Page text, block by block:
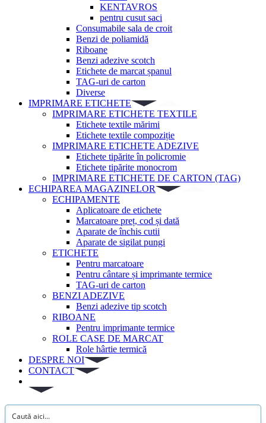
KENTAVROS
pentru cusut saci
Consumabile sala de croit
Benzi de poliamidă
Riboane
Benzi adezive scotch
Etichete de marcat șpanul
TAG-uri de carton
Diverse
IMPRIMARE ETICHETE
IMPRIMARE ETICHETE TEXTILE
Etichete textile mărimi
Etichete textile compoziție
IMPRIMARE ETICHETE ADEZIVE
Etichete tipărite în policromie
Etichete tipărite monocrom
IMPRIMARE ETICHETE DE CARTON (TAG)
ECHIPAREA MAGAZINELOR
ECHIPAMENTE
Aplicatoare de etichete
Marcatoare preț, cod și dată
Aparate de închis cutii
Aparate de sigilat pungi
ETICHETE
Pentru marcatoare
Pentru cântare și imprimante termice
TAG-uri de carton
BENZI ADEZIVE
Benzi adezive tip scotch
RIBOANE
Pentru imprimante termice
ROLE CASE DE MARCAT
Role hârtie termică
DESPRE NOI
CONTACT